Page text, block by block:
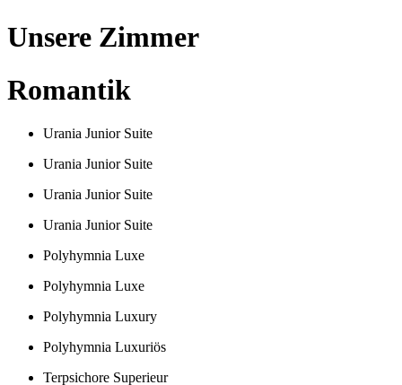
Unsere Zimmer
Romantik
Urania Junior Suite
Urania Junior Suite
Urania Junior Suite
Urania Junior Suite
Polyhymnia Luxe
Polyhymnia Luxe
Polyhymnia Luxury
Polyhymnia Luxuriös
Terpsichore Superieur